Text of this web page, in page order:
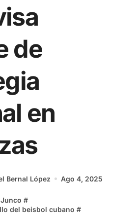
de
en
Bernal López
Ago 4, 2025
#
del beisbol cubano #